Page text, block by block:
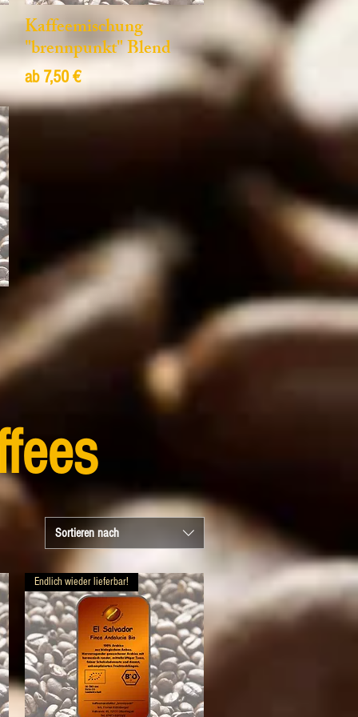
Kaffeemischung
"brennpunkt" Blend
ab 7,50 €
Sale-Preis
Sortieren nach
Endlich wieder lieferbar!